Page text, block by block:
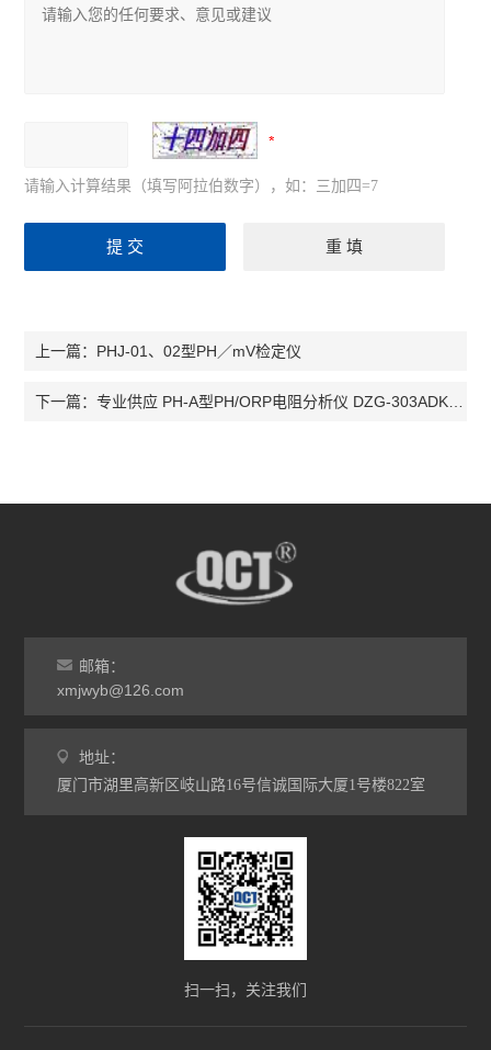
请输入计算结果（填写阿拉伯数字），如：三加四=7
上一篇： PHJ-01、02型PH／mV检定仪
下一篇：专业供应 PH-A型PH/ORP电阻分析仪 DZG-303ADK水质分析仪表
邮箱：
xmjwyb@126.com
地址：
厦门市湖里高新区岐山路16号信诚国际大厦1号楼822室
扫一扫，关注我们